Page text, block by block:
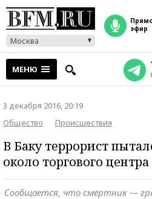
Москва
прямой
эфир
МЕНЮ
3 декабря 2016, 20:19
Общество
Происшествия
В Баку террорист
около торгового центра
Сообщается, что смертник —